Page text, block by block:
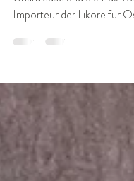
Das Mysterium und die
Chartreuse und die Fux
Importeur der Liköre für